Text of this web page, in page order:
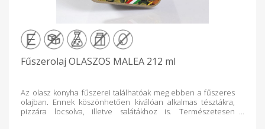
Fűszerolaj OLASZOS MALEA 212 ml
Az olasz konyha fűszerei találhatóak meg ebben a fűszeres
olajban. Ennek köszönhetően kiválóan alkalmas tésztákra,
pizzára locsolva, illetve salátákhoz is. Természetesen